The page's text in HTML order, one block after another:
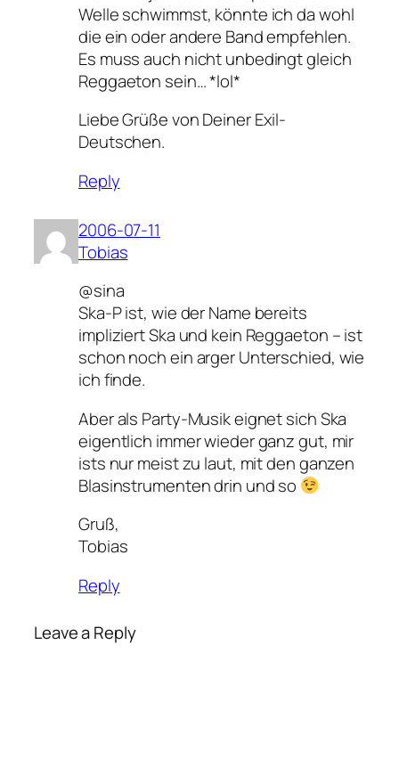
Welle schwimmst, könnte ich da wohl
die ein oder andere Band empfehlen.
Es muss auch nicht unbedingt gleich
Reggaeton sein… *lol*
Liebe Grüße von Deiner Exil-
Deutschen.
Reply
2006-07-11
Tobias
@sina
Ska-P ist, wie der Name bereits
impliziert Ska und kein Reggaeton – ist
schon noch ein arger Unterschied, wie
ich finde.
Aber als Party-Musik eignet sich Ska
eigentlich immer wieder ganz gut, mir
ists nur meist zu laut, mit den ganzen
Blasinstrumenten drin und so
Gruß,
Tobias
Reply
Leave a Reply